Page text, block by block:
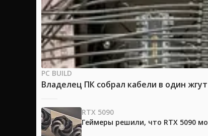
PC BUILD
Владелец ПК собрал кабели в один
RTX 5090
Геймеры решили, что RTX 5090